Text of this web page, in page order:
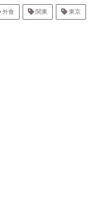
外食 関東 東京